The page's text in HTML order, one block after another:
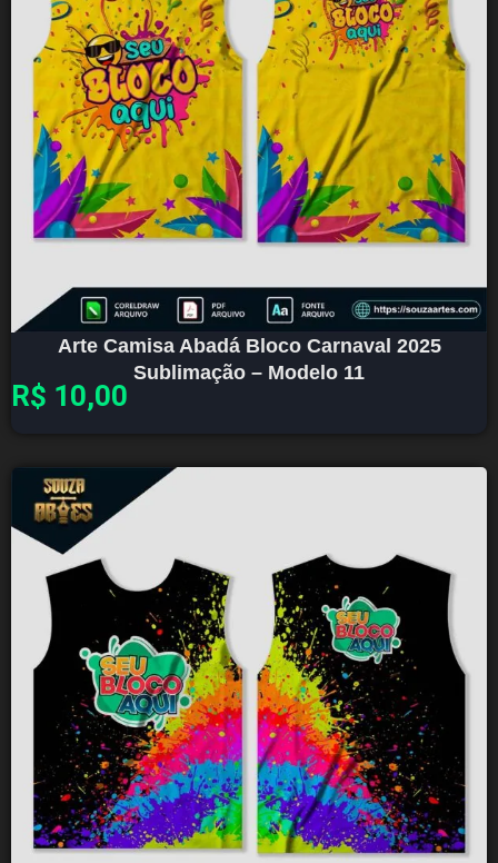
Arte Camisa Abadá Bloco Carnaval 2025
Sublimação – Modelo 11
R$ 10,00